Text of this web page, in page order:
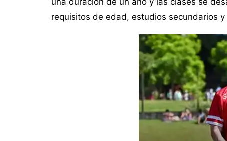
requisitos de edad, estudios secundarios